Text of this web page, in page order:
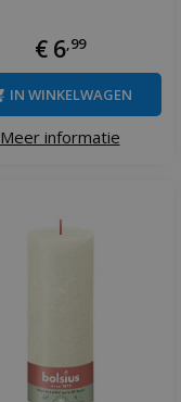
€ 6 99
Meer informatie
IN WINKELWAGEN